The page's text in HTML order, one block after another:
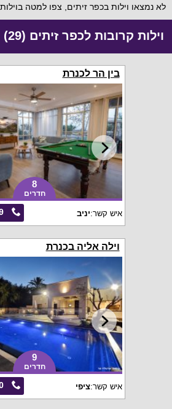
לא נמצאו וילות בכפר זיתים, צפו למטה בוילות
וילות קרובות לכפר זיתים (29)
בין הר לכנרת
8
חדרים
איש קשר:יניב
וילה אליה בכנרת
9
חדרים
איש קשר:ציפי